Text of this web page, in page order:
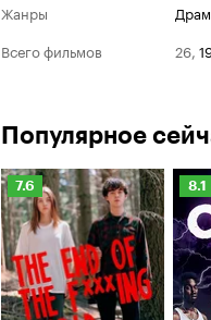
Жанры
Всего фильмов
26,
Популярное
Рейтинг
Кинопоиска
7.6
7.6
8.1
8.1